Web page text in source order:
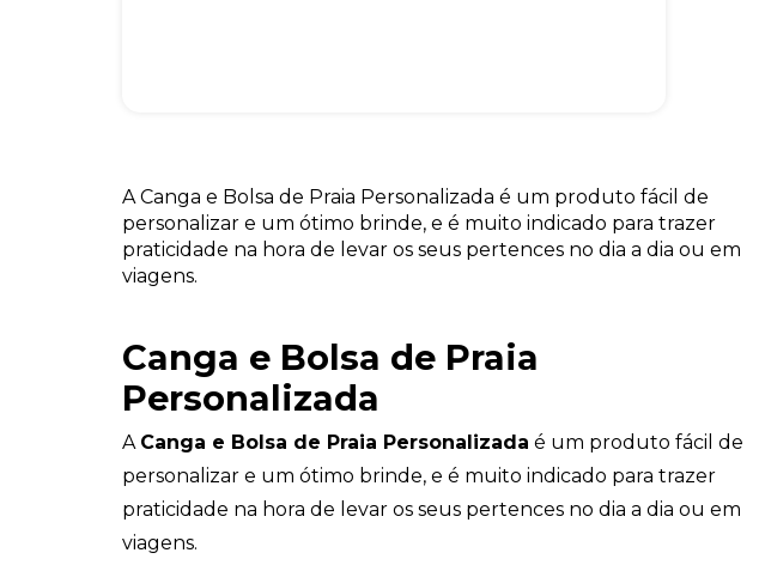
A Canga e Bolsa de Praia Personalizada é um produto fácil de
personalizar e um ótimo brinde, e é muito indicado para trazer
praticidade na hora de levar os seus pertences no dia a dia ou em
viagens.
Canga e Bolsa de Praia
Personalizada
A Canga e Bolsa de Praia Personalizada é um produto fácil de
personalizar e um ótimo brinde, e é muito indicado para trazer
praticidade na hora de levar os seus pertences no dia a dia ou em
viagens.